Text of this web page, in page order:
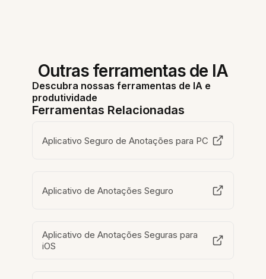
Outras ferramentas de IA
Descubra nossas ferramentas de IA e
produtividade
Ferramentas Relacionadas
Aplicativo Seguro de Anotações para PC
Aplicativo de Anotações Seguro
Aplicativo de Anotações Seguras para
iOS